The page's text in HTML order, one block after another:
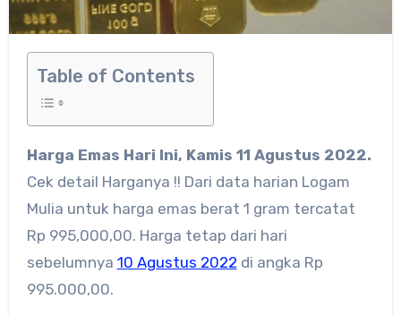
Table of Contents
Harga Emas Hari Ini, Kamis 11 Agustus 2022.
Cek detail Harganya !! Dari data harian Logam
Mulia untuk harga emas berat 1 gram tercatat
Rp 995,000,00. Harga tetap dari hari
sebelumnya 10 Agustus 2022 di angka Rp
995.000,00.